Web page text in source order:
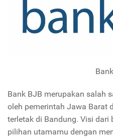
Bank BJB merupakan salah
oleh pemerintah Jawa Barat
terletak di Bandung. Visi
pilihan utamamu dengan